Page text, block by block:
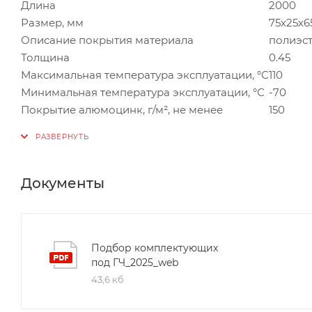
Длина
2000
Размер, мм
Описание покрытия материала
Толщина
0.45
Максимальная температура эксплуатации, °С110
Минимальная температура эксплуатации, °С -70
Покрытие алюмоцинк, г/м², не менее
150
Документы
Подбор комплектующих
под ГЧ_2025_web
43,6 кб